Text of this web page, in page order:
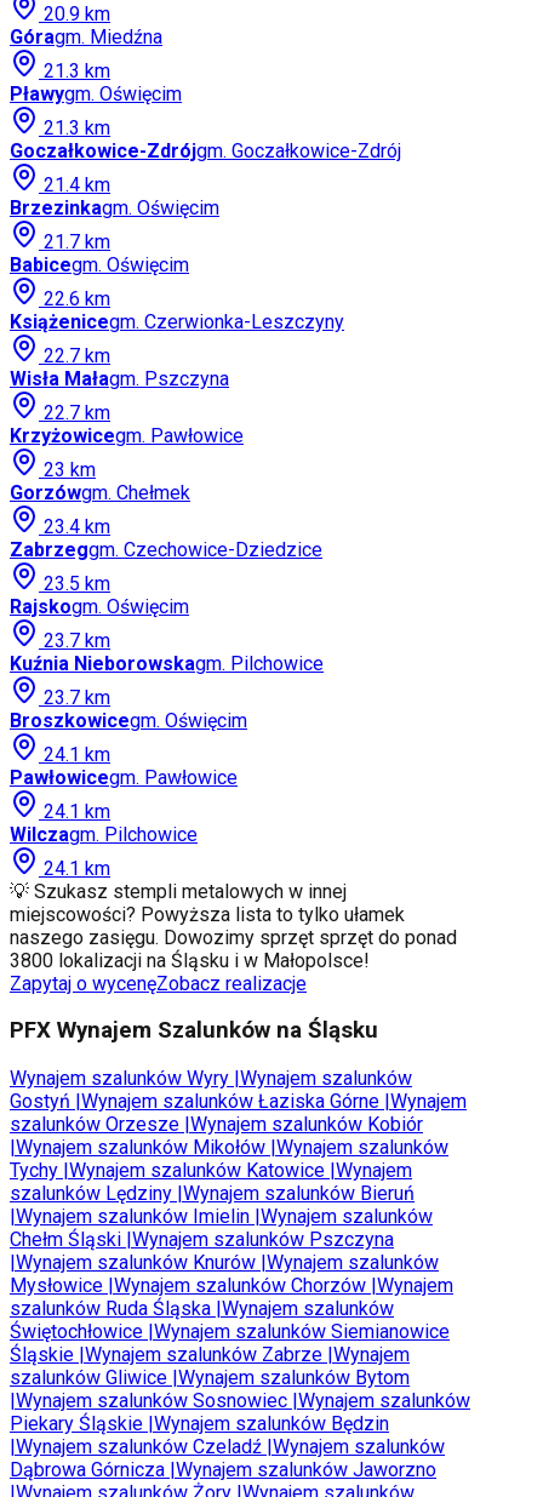
20.9 km
Góragm. Miedźna
21.3 km
Pławygm. Oświęcim
21.3 km
Goczałkowice-Zdrójgm. Goczałkowice-Zdrój
21.4 km
Brzezinkagm. Oświęcim
21.7 km
Babicegm. Oświęcim
22.6 km
Książenicegm. Czerwionka-Leszczyny
22.7 km
Wisła Małagm. Pszczyna
22.7 km
Krzyżowicegm. Pawłowice
23 km
Gorzówgm. Chełmek
23.4 km
Zabrzeggm. Czechowice-Dziedzice
23.5 km
Rajskogm. Oświęcim
23.7 km
Kuźnia Nieborowskagm. Pilchowice
23.7 km
Broszkowicegm. Oświęcim
24.1 km
Pawłowicegm. Pawłowice
24.1 km
Wilczagm. Pilchowice
24.1 km
💡 Szukasz stempli metalowych w innej
miejscowości? Powyższa lista to tylko ułamek
naszego zasięgu. Dowozimy sprzęt sprzęt do ponad
3800 lokalizacji na Śląsku i w Małopolsce!
Zapytaj o wycenęZobacz realizacje
PFX Wynajem Szalunków na Śląsku
Wynajem szalunków Wyry Wynajem szalunków
Gostyń Wynajem szalunków Łaziska Górne Wynajem
szalunków Orzesze Wynajem szalunków Kobiór
Wynajem szalunków Mikołów Wynajem szalunków
Tychy Wynajem szalunków Katowice Wynajem
szalunków Lędziny Wynajem szalunków Bieruń
Wynajem szalunków Imielin Wynajem szalunków
Chełm Śląski Wynajem szalunków Pszczyna
Wynajem szalunków Knurów Wynajem szalunków
Mysłowice Wynajem szalunków Chorzów Wynajem
szalunków Ruda Śląska Wynajem szalunków
Świętochłowice Wynajem szalunków Siemianowice
Śląskie Wynajem szalunków Zabrze Wynajem
szalunków Gliwice Wynajem szalunków Bytom
Wynajem szalunków Sosnowiec Wynajem szalunków
Piekary Śląskie Wynajem szalunków Będzin
Wynajem szalunków Czeladź Wynajem szalunków
Dąbrowa Górnicza Wynajem szalunków Jaworzno